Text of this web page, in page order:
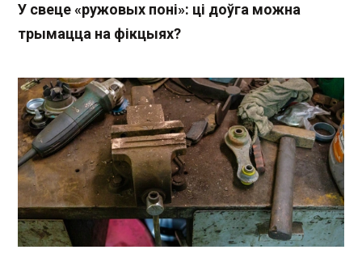
У свеце «ружовых поні»: ці доўга можна
трымацца на фікцыях?